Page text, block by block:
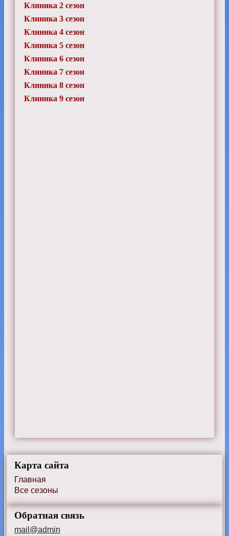
Клиника 2 сезон
Клиника 3 сезон
Клиника 4 сезон
Клиника 5 сезон
Клиника 6 сезон
Клиника 7 сезон
Клиника 8 сезон
Клиника 9 сезон
Карта сайта
Главная
Все сезоны
Обратная связь
mail@admin